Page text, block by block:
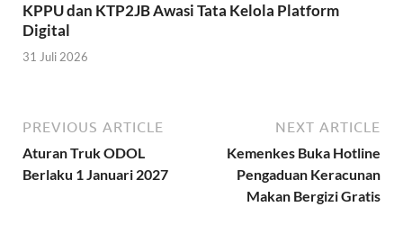
KPPU dan KTP2JB Awasi Tata Kelola Platform
Digital
31 Juli 2026
PREVIOUS ARTICLE
Aturan Truk ODOL
Berlaku 1 Januari 2027
NEXT ARTICLE
Kemenkes Buka Hotline
Pengaduan Keracunan
Makan Bergizi Gratis